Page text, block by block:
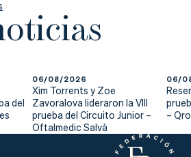
del
06/08/2026
Xim Torrents y Zoe
Zavoralova lideraron la VIII
prueba del Circuito Junior –
Oftalmedic Salvà
06/
–